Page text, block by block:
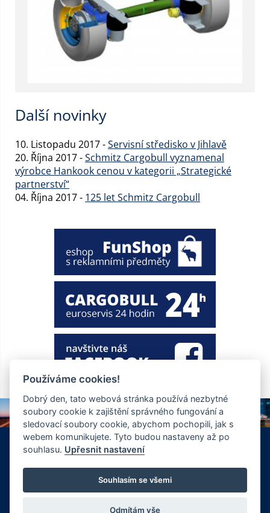
Další novinky
10. Listopadu 2017 -Servisní středisko v Jihlavě
20. Října 2017 -Schmitz Cargobull vyznamenal
výrobce Hankook cenou v kategorii „Strategické
partnerství“
04. Října 2017 - 125 let Schmitz Cargobull
+420 326 901 186
info@ewt.cz
© Copyright 2026 Společnost EWT spol. s.r.o., realizace
FlexiSystems s.r.o.:e-learning,tvorba webových stránek.
Používáme cookies!
Dobrý den, tato webová stránka používá nezbytné
soubory cookie k zajištění správného fungování a
sledovací soubory cookie, abychom pochopili, jak s
webem komunikujete. Tyto budou nastaveny až po
souhlasu. Upřesnit nastavení
Souhlasím se všemi
Odmítám vše